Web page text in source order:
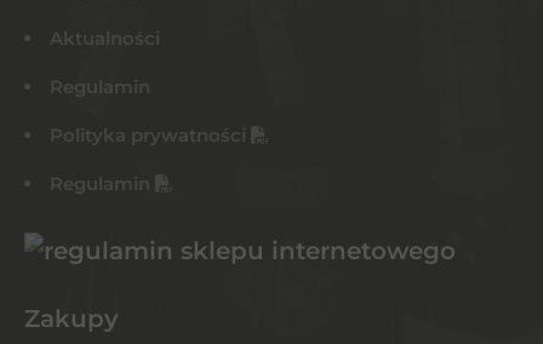
Aktualności
Regulamin
Polityka prywatności
Regulamin
Zakupy